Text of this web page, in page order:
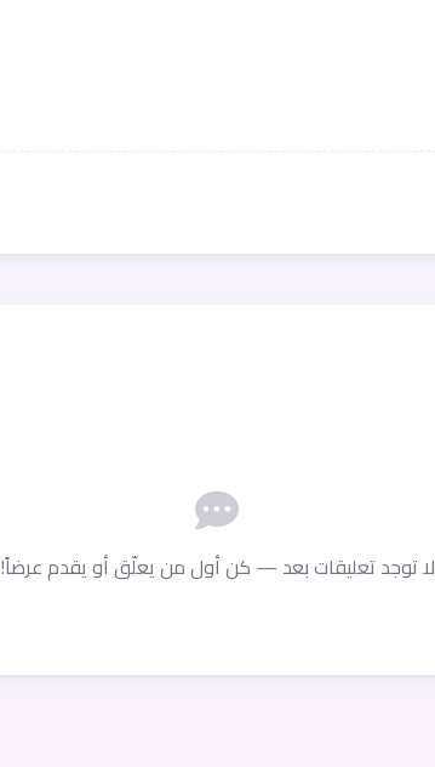
لا توجد تعليقات بعد — كن أول من يعلّق أو يقدم عرضاً!